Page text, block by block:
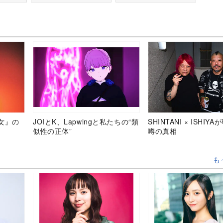
』の
JOIとK、Lapwingと私たちの“類
似性の正体”
SHINTANI × ISHIYA
噂の真相
も